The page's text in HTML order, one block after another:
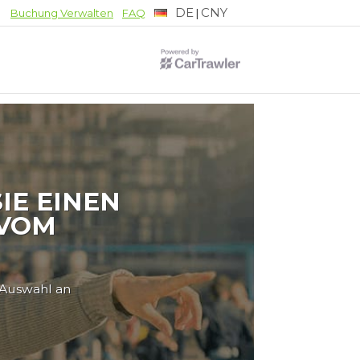
Buchung Verwalten FAQ DE| CNY
EINEN
an